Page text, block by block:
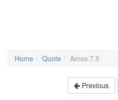
Home Quote Amos.7.5
Previous